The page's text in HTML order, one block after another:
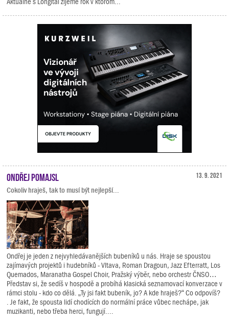
13. 9. 2021
Ondřej Pomajsl
Cokoliv hraješ, tak to musí být nejlepší...
Ondřej je jeden z nejvyhledávanějších bubeníků u nás. Hraje se spoustou
zajímavých projektů i hudebníků - Vltava, Roman Dragoun, Jazz Efterratt, Los
Quemados, Maranatha Gospel Choir, Pražský výběr, nebo orchestr ČNSO…
Představ si, že sedíš v hospodě a probíhá klasická seznamovací konverzace v
rámci stolu - kdo co dělá. „Ty jsi fakt bubeník, jo? A kde hraješ?“ Co odpovíš?
. Je fakt, že spousta lidí chodících do normální práce vůbec nechápe, jak
muzikanti, nebo třeba herci, fungují....